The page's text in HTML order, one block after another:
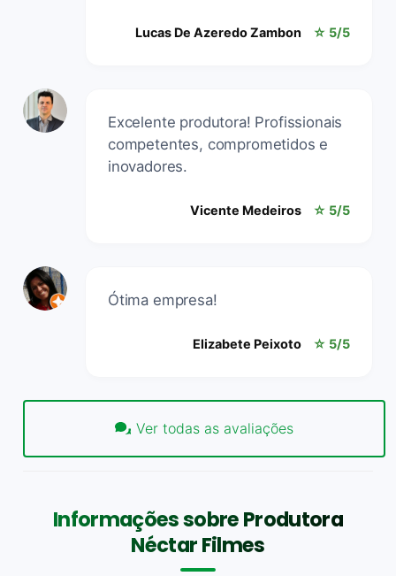
Lucas De Azeredo Zambon ☆ 5/5
Excelente produtora! Profissionais
competentes, comprometidos e
inovadores.
Vicente Medeiros ☆ 5/5
Ótima empresa!
Elizabete Peixoto ☆ 5/5
Ver todas as avaliações
Informações sobre Produtora
Néctar Filmes